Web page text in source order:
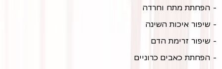
- הפחתת מתח וחרדה
- שיפור איכות השינה
- שיפור זרימת הדם
- הפחתת כאבים כרוניים